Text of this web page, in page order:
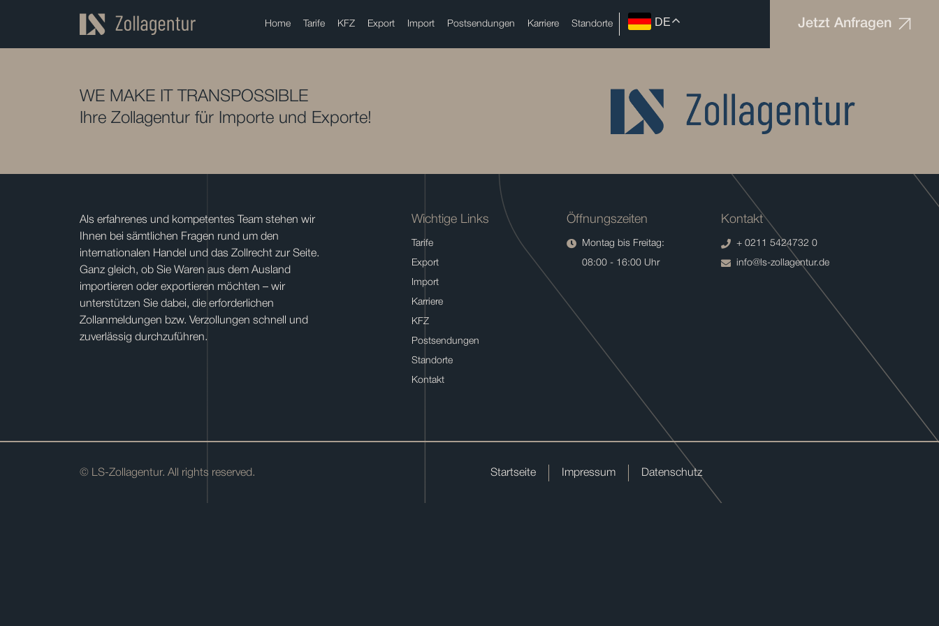
Home Tarife KFZ Export Import Postsendungen Karriere Standorte DE Jetzt Anfragen
WE MAKE IT TRANSPOSSIBLE
Ihre Zollagentur für Importe und Exporte!
Als erfahrenes und kompetentes Team stehen wir
Ihnen bei sämtlichen Fragen rund um den
internationalen Handel und das Zollrecht zur Seite.
Ganz gleich, ob Sie Waren aus dem Ausland
importieren oder exportieren möchten – wir
unterstützen Sie dabei, die erforderlichen
Zollanmeldungen bzw. Verzollungen schnell und
zuverlässig durchzuführen.
Wichtige Links
Tarife
Export
Import
Karriere
KFZ
Postsendungen
Standorte
Kontakt
Öffnungszeiten
Montag bis Freitag:
08:00 - 16:00 Uhr
Kontakt
+ 0211 5424732 0
info@ls-zollagentur.de
© LS-Zollagentur. All rights reserved. Startseite Impressum Datenschutz